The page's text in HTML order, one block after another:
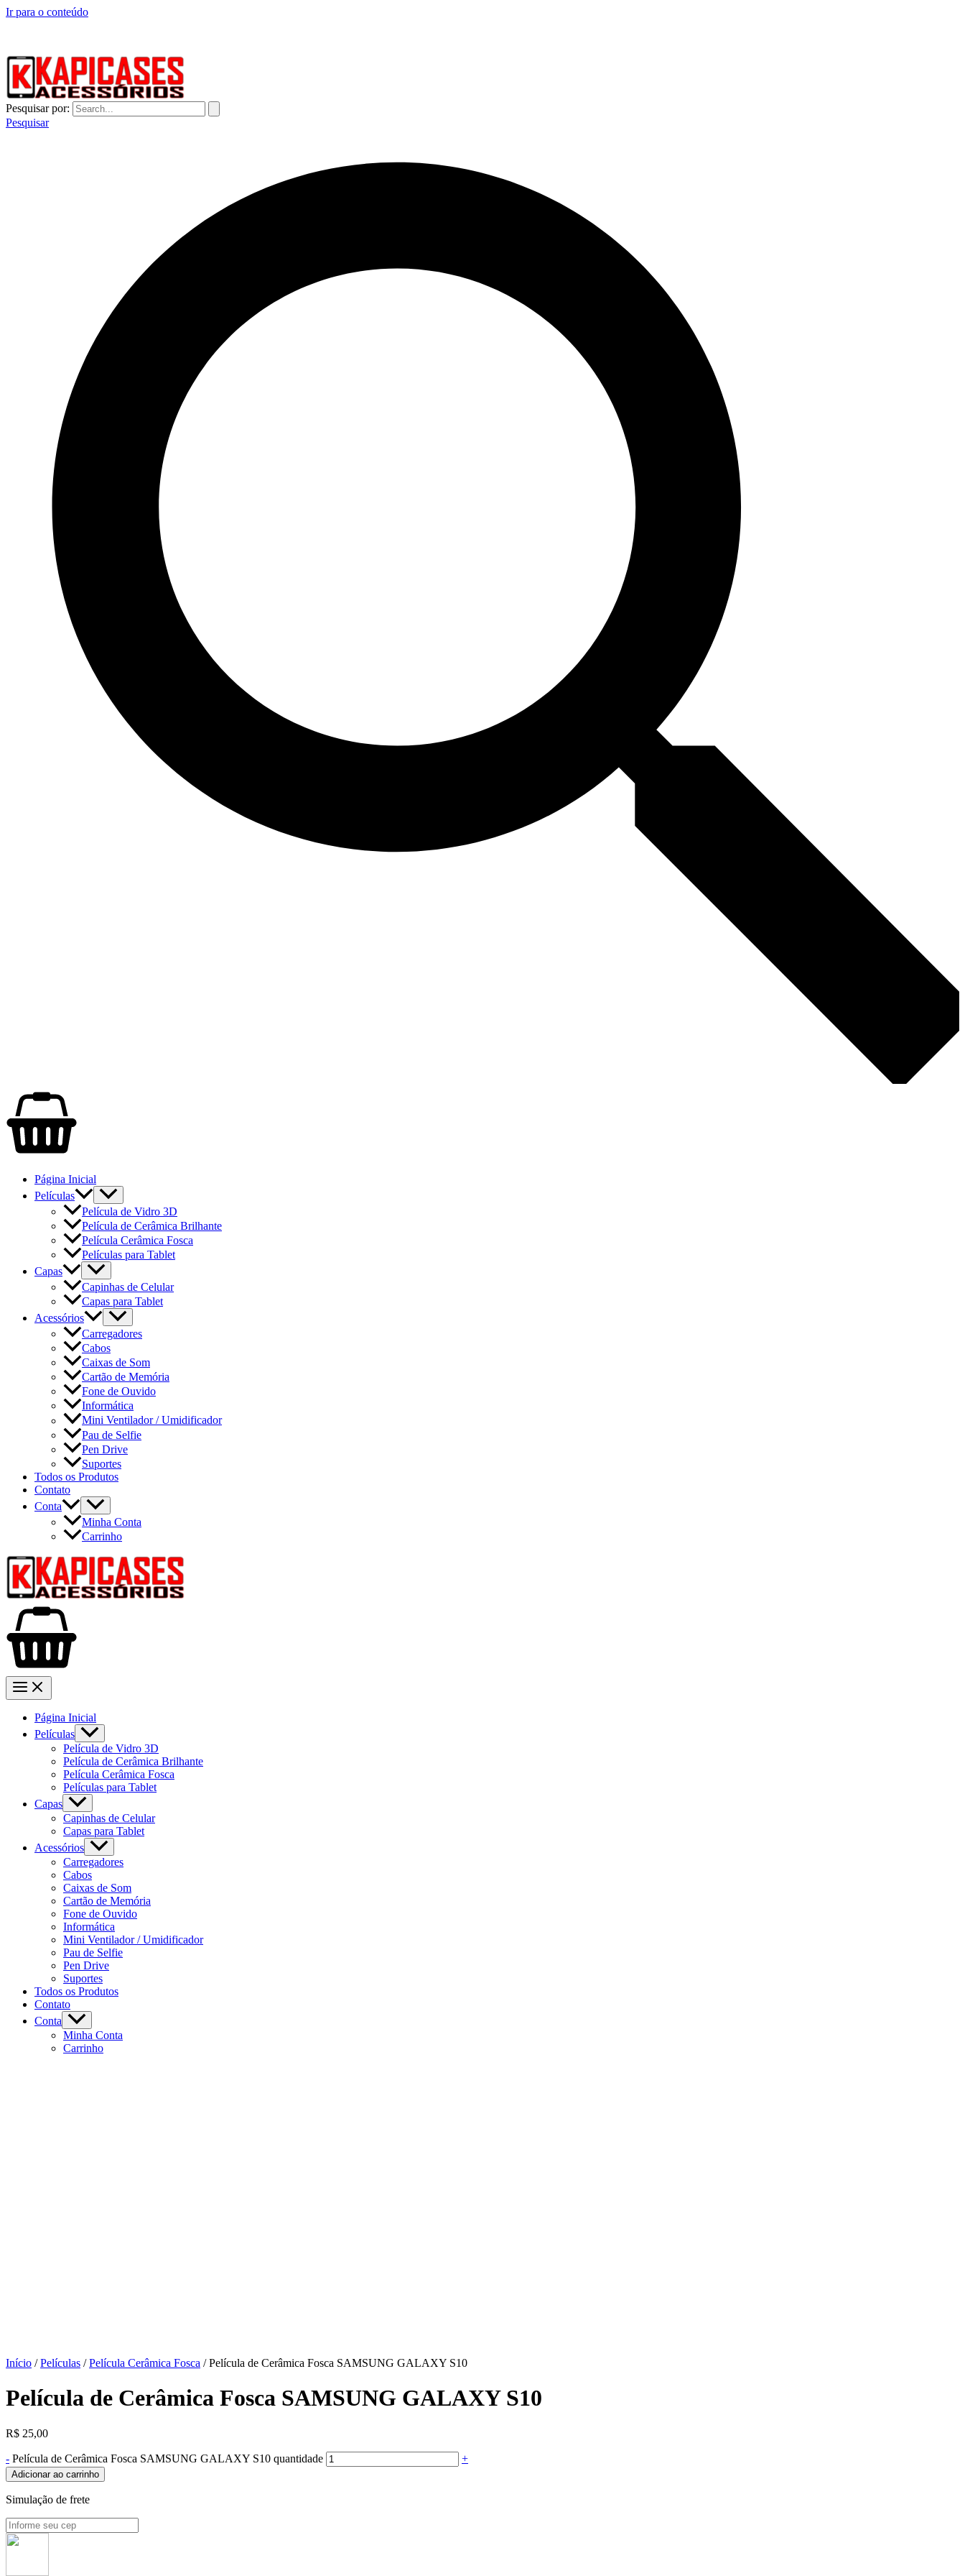
Ir para o conteúdo
Pesquisar por:
Pesquisar
Página Inicial
Películas
Película de Vidro 3D
Película de Cerâmica Brilhante
Película Cerâmica Fosca
Películas para Tablet
Capas
Capinhas de Celular
Capas para Tablet
Acessórios
Carregadores
Cabos
Caixas de Som
Cartão de Memória
Fone de Ouvido
Informática
Mini Ventilador / Umidificador
Pau de Selfie
Pen Drive
Suportes
Todos os Produtos
Contato
Conta
Minha Conta
Carrinho
Página Inicial
Películas
Película de Vidro 3D
Película de Cerâmica Brilhante
Película Cerâmica Fosca
Películas para Tablet
Capas
Capinhas de Celular
Capas para Tablet
Acessórios
Carregadores
Cabos
Caixas de Som
Cartão de Memória
Fone de Ouvido
Informática
Mini Ventilador / Umidificador
Pau de Selfie
Pen Drive
Suportes
Todos os Produtos
Contato
Conta
Minha Conta
Carrinho
Início /Películas /Película Cerâmica Fosca / Película de Cerâmica Fosca SAMSUNG GALAXY S10
Película de Cerâmica Fosca SAMSUNG GALAXY S10
R$ 25,00
- Película de Cerâmica Fosca SAMSUNG GALAXY S10 quantidade +
Adicionar ao carrinho
Simulação de frete